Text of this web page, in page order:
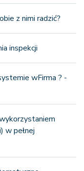
z nimi radzić?
inspekcji
wFirma ? -
w pełnej